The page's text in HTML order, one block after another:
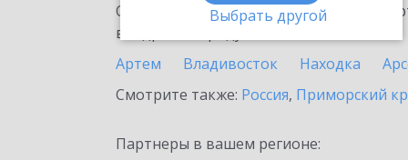
Выбрать другой
Ознакомьтесь с информационными
внедрение продукта.
Артем
Владивосток Находка
Смотрите также: Россия, Приморский
Партнеры в вашем регионе: